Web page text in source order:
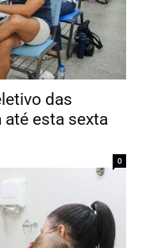
das
até esta sexta
0